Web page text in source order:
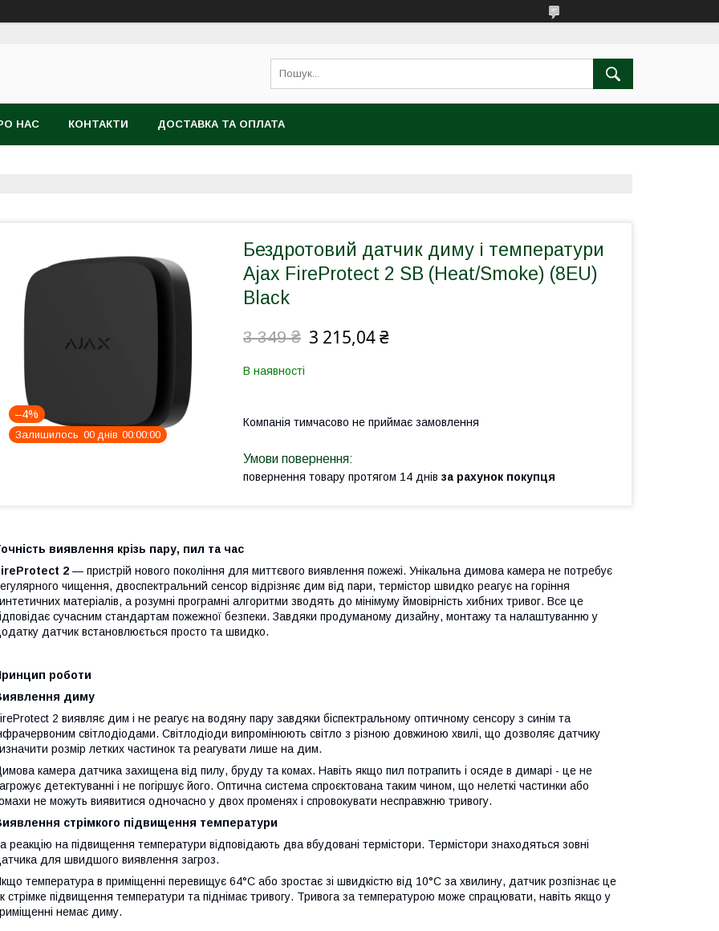
НАС КОНТАКТИ ДОСТАВКА ТА ОПЛАТА
–4%
Залишилось 00 днів 00 00 00
Бездротовий датчик диму і температури
Ajax FireProtect 2 SB (Heat/Smoke) (8EU)
Black
3 349 ₴ 3 215,04 ₴
В наявності
Компанія тимчасово не приймає замовлення
повернення товару протягом 14 днів за рахунок покупця
виявлення крізь пару, пил та час
2 — пристрій нового покоління для миттєвого виявлення пожежі. Унікальна димова камера не потребує
чищення, двоспектральний сенсор відрізняє дим від пари, термістор швидко реагує на горіння
матеріалів, а розумні програмні алгоритми зводять до мінімуму ймовірність хибних тривог. Все це
сучасним стандартам пожежної безпеки. Завдяки продуманому дизайну, монтажу та налаштуванню у
датчик встановлюється просто та швидко.
роботи
диму
2 виявляє дим і не реагує на водяну пару завдяки біспектральному оптичному сенсору з синім та
світлодіодами. Світлодіоди випромінюють світло з різною довжиною хвилі, що дозволяє датчику
розмір летких частинок та реагувати лише на дим.
камера датчика захищена від пилу, бруду та комах. Навіть якщо пил потрапить і осяде в димарі - це не
детектуванні і не погіршує його. Оптична система спроєктована таким чином, що нелеткі частинки або
не можуть виявитися одночасно у двох променях і спровокувати несправжню тривогу.
стрімкого підвищення температури
реакцію на підвищення температури відповідають два вбудовані термістори. Термістори знаходяться зовні
для швидшого виявлення загроз.
температура в приміщенні перевищує 64°C або зростає зі швидкістю від 10°C за хвилину, датчик розпізнає це
стрімке підвищення температури та піднімає тривогу. Тривога за температурою може спрацювати, навіть якщо у
немає диму.